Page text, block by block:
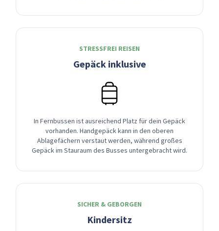
STRESSFREI REISEN
Gepäck inklusive
In Fernbussen ist ausreichend Platz für dein Gepäck
vorhanden. Handgepäck kann in den oberen
Ablagefächern verstaut werden, während großes
Gepäck im Stauraum des Busses untergebracht wird.
SICHER & GEBORGEN
Kindersitz